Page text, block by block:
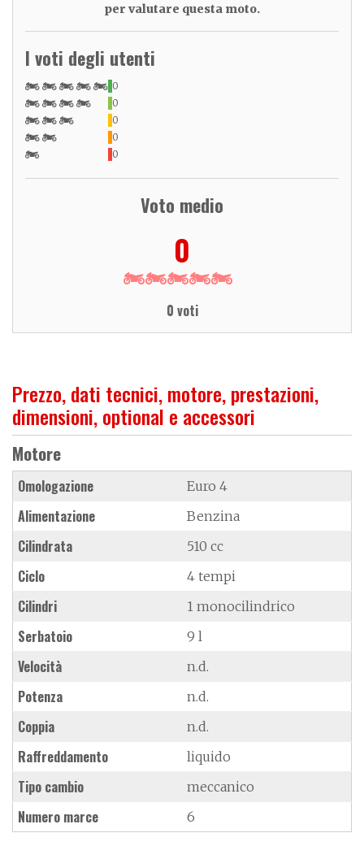
per valutare questa moto.
I voti degli utenti
0
0
0
0
0
Voto medio
0
0 voti
Prezzo, dati tecnici, motore, prestazioni,
dimensioni, optional e accessori
Motore
Omologazione Euro 4
Alimentazione Benzina
Cilindrata 510 cc
Ciclo 4 tempi
Cilindri 1 monocilindrico
Serbatoio 9 l
Velocità n.d.
Potenza n.d.
Coppia n.d.
Raffreddamento liquido
Tipo cambio meccanico
Numero marce 6